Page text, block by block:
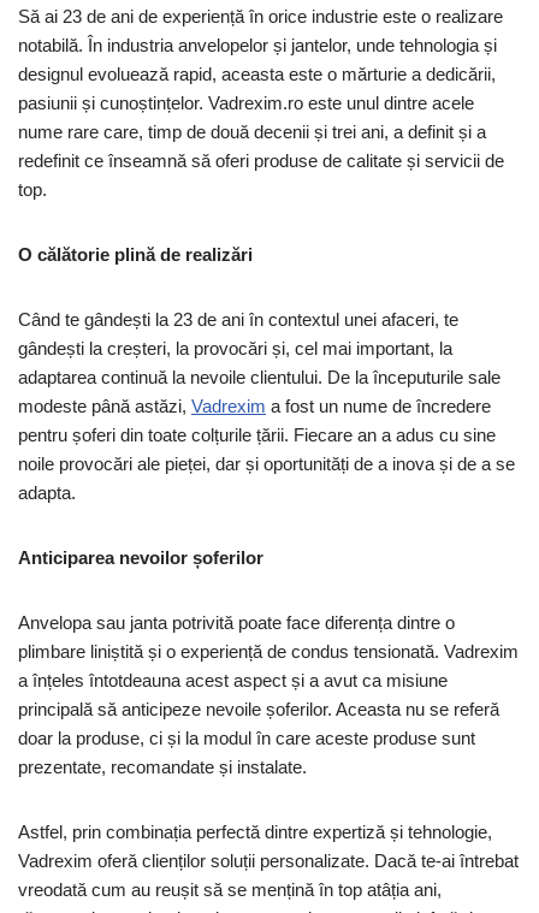
Să ai 23 de ani de experiență în orice industrie este o realizare
notabilă. În industria anvelopelor și jantelor, unde tehnologia și
designul evoluează rapid, aceasta este o mărturie a dedicării,
pasiunii și cunoștințelor. Vadrexim.ro este unul dintre acele
nume rare care, timp de două decenii și trei ani, a definit și a
redefinit ce înseamnă să oferi produse de calitate și servicii de
top.
O călătorie plină de realizări
Când te gândești la 23 de ani în contextul unei afaceri, te
gândești la creșteri, la provocări și, cel mai important, la
adaptarea continuă la nevoile clientului. De la începuturile sale
modeste până astăzi, Vadrexim a fost un nume de încredere
pentru șoferi din toate colțurile țării. Fiecare an a adus cu sine
noile provocări ale pieței, dar și oportunități de a inova și de a se
adapta.
Anticiparea nevoilor șoferilor
Anvelopa sau janta potrivită poate face diferența dintre o
plimbare liniștită și o experiență de condus tensionată. Vadrexim
a înțeles întotdeauna acest aspect și a avut ca misiune
principală să anticipeze nevoile șoferilor. Aceasta nu se referă
doar la produse, ci și la modul în care aceste produse sunt
prezentate, recomandate și instalate.
Astfel, prin combinația perfectă dintre expertiză și tehnologie,
Vadrexim oferă clienților soluții personalizate. Dacă te-ai întrebat
vreodată cum au reușit să se mențină în top atâția ani,